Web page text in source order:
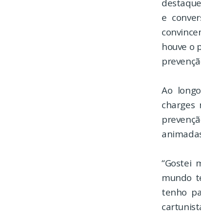
e
houve o
Ao
charges
“Gostei
mundo
tenho